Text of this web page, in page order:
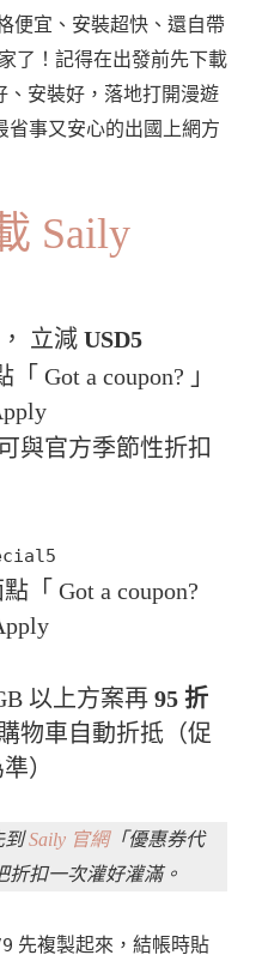
宜、安裝超快、還自帶
了！記得在出發前先下載
、安裝好，落地打開漫遊
省事又安心的出國上網方
Saily
， 立減 USD5
Got a coupon? 」
與官方季節性折扣
「 Got a coupon?
以上方案再 95 折
物車自動折抵（促
）
到Saily 官網「優惠券代
折扣一次灌好灌滿。
先複製起來，結帳時貼